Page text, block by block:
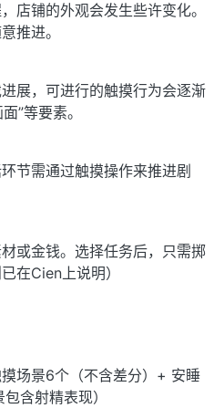
店铺的外观会发生些许变化。
推进。
展，可进行的触摸行为会逐渐
”等要素。
节需通过触摸操作来推进剧
或金钱。选择任务后，只需掷
在Cien上说明）
场景6个（不含差分）+ 安睡
含射精表现）